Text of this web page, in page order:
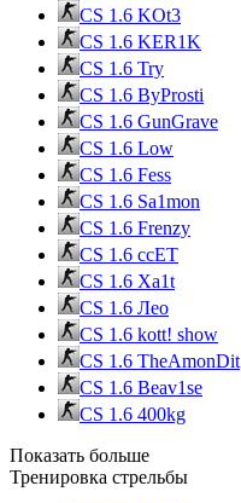
CS 1.6 KOt3
CS 1.6 KER1K
CS 1.6 Try
CS 1.6 ByProsti
CS 1.6 GunGrave
CS 1.6 Low
CS 1.6 Fess
CS 1.6 Sa1mon
CS 1.6 Frenzy
CS 1.6 ccET
CS 1.6 Xa1t
CS 1.6 Лео
CS 1.6 kott! show
CS 1.6 TheAmonDit
CS 1.6 Beav1se
CS 1.6 400kg
Показать больше
Тренировка стрельбы